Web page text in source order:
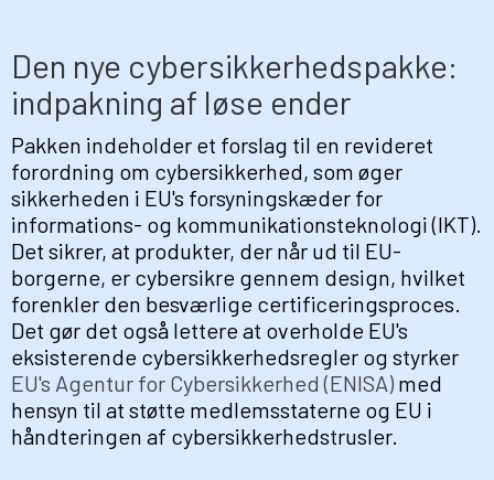
Den nye cybersikkerhedspakke:
indpakning af løse ender
Pakken indeholder et forslag til en revideret
forordning om cybersikkerhed, som øger
sikkerheden i EU's forsyningskæder for
informations- og kommunikationsteknologi (IKT).
Det sikrer, at produkter, der når ud til EU-
borgerne, er cybersikre gennem design, hvilket
forenkler den besværlige certificeringsproces.
Det gør det også lettere at overholde EU's
eksisterende cybersikkerhedsregler og styrker
EU's Agentur for Cybersikkerhed (ENISA) med
hensyn til at støtte medlemsstaterne og EU i
håndteringen af cybersikkerhedstrusler.